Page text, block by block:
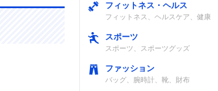
フィットネス・ヘルス
フィットネス、ヘルスケア、健康
スポーツ
スポーツ、スポーツグッズ
ファッション
バッグ、腕時計、靴、財布